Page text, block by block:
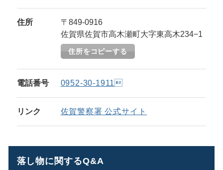
住所
〒849-0916
佐賀県佐賀市高木瀬町大字東高木234−1
住所をコピーする
電話番号 0952-30-1911
リンク 佐賀警察署 公式サイト
落し物に関するQ&A